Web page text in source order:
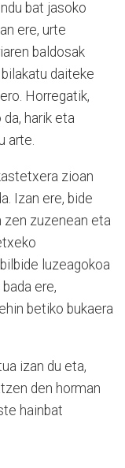
bat jasoko
ere, urte
baldosak
daiteke
Horregatik,
harik eta
arte.
zioan
Izan ere, bide
zen zuzenean eta
luzeagokoa
ere,
betiko bukaera
izan du eta,
den horman
hainbat